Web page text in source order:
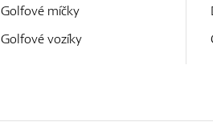
Golfové míčky
Golfové vozíky